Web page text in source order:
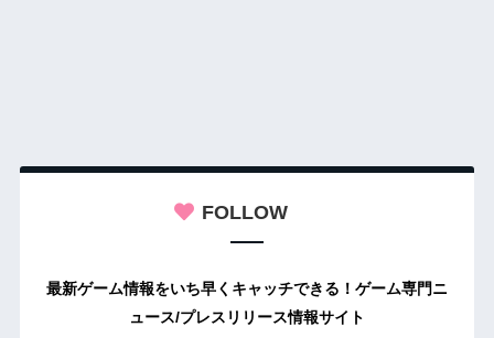
FOLLOW
最新ゲーム情報をいち早くキャッチできる！ゲーム専門ニ
ュース/プレスリリース情報サイト